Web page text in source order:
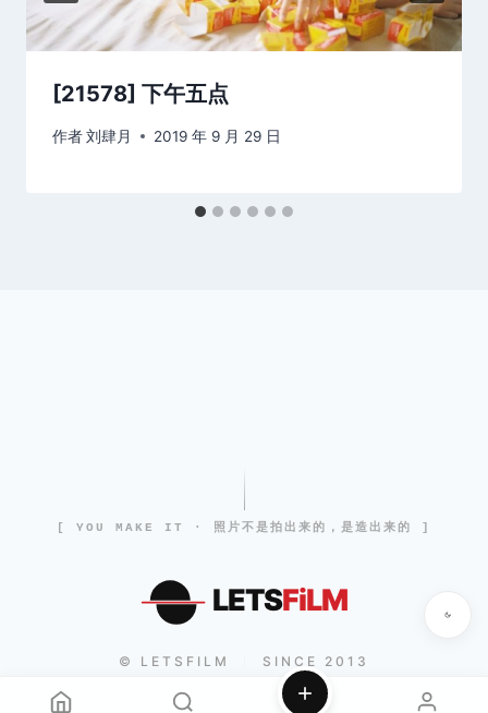
[21578] 下午五点
作者刘肆月 2019 年 9 月 29 日
[ YOU MAKE IT · 照片不是拍出来的，是造出来的 ]
LETSFiLM
© LETSFILM SINCE 2013